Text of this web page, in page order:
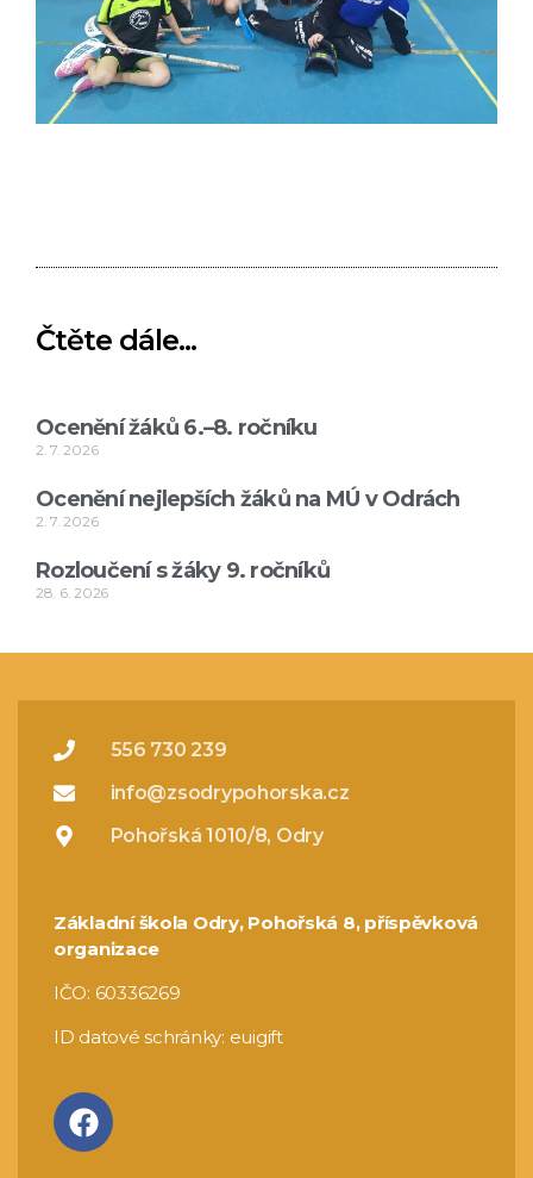
Čtěte dále...
Ocenění žáků 6.–8. ročníku
2. 7. 2026
Ocenění nejlepších žáků na MÚ v Odrách
2. 7. 2026
Rozloučení s žáky 9. ročníků
28. 6. 2026
556 730 239
info@zsodrypohorska.cz
Pohořská 1010/8, Odry
Základní škola Odry, Pohořská 8, příspěvková
organizace
IČO: 60336269
ID datové schránky: euigift